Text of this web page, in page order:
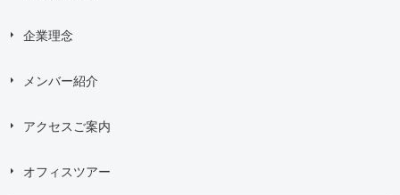
企業理念
メンバー紹介
アクセスご案内
オフィスツアー